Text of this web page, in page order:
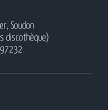
Soudon
discothèque)